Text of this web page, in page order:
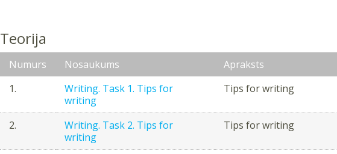
Teorija
Numurs Nosaukums
Apraksts
1.
Writing. Task 1. Tips for
writing
Tips for writing
2.
Writing. Task 2. Tips for
writing
Tips for writing